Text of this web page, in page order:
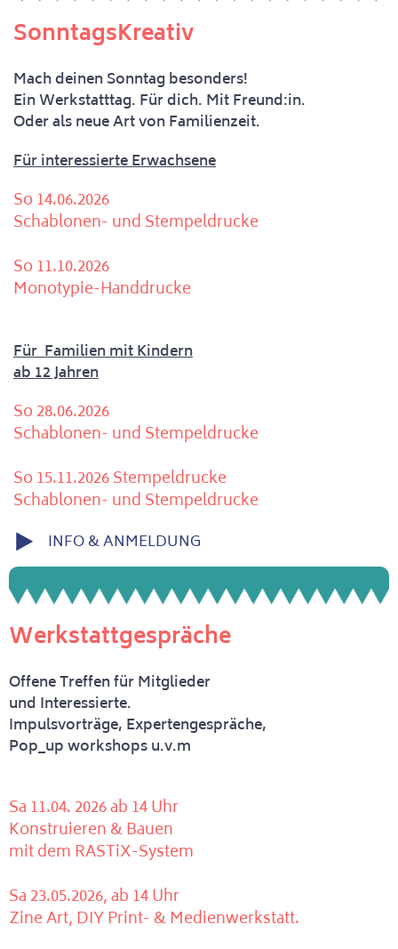
SonntagsKreativ
Mach deinen Sonntag besonders!
Ein Werkstatttag. Für dich. Mit Freund:in.
Oder als neue Art von Familienzeit.
Für interessierte Erwachsene
So 14.06.2026
Schablonen- und Stempeldrucke
So 11.10.2026
Monotypie-Handdrucke
Für Familien mit Kindern
ab 12 Jahren
So 28.06.2026
Schablonen- und Stempeldrucke
So 15.11.2026 Stempeldrucke
Schablonen- und Stempeldrucke
INFO & ANMELDUNG
Werkstattgespräche
Offene Treffen für Mitglieder
und Interessierte.
Impulsvorträge, Expertengespräche,
Pop_up workshops u.v.m
Sa 11.04. 2026 ab 14 Uhr
Konstruieren & Bauen
mit dem RASTiX-System
Sa 23.05.2026, ab 14 Uhr
Zine Art, DIY Print- & Medienwerkstatt.